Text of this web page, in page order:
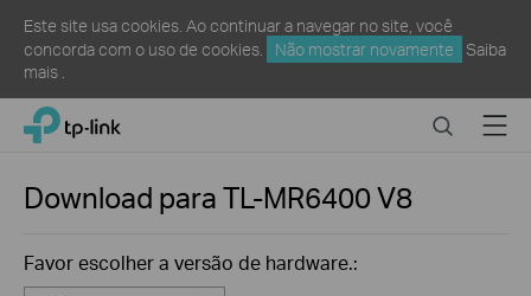
Este site usa cookies. Ao continuar a navegar no site, você
concorda com o uso de cookies.
Não mostrar novamente
Saiba
mais
Click
navigation
TP-Link, Reliably Smart SearchMenu
Download paraTL-MR6400V8
Favor escolher a versão de hardware.: